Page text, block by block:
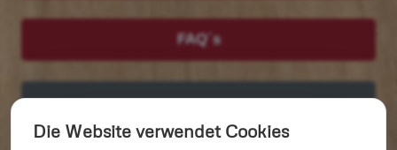
FAQ´s
und Bäume > 60 cm Ø
Die Website verwendet Cookies